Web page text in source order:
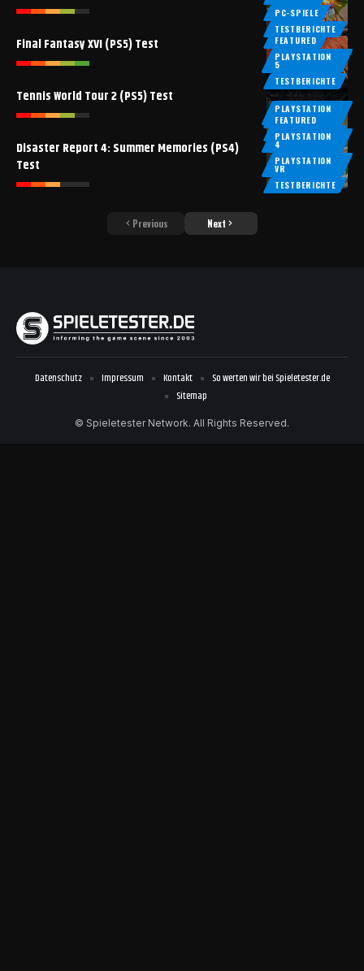
PC-SPIELE
TESTBERICHTE
FEATURED
PLAYSTATION
5
TESTBERICHTE
Final Fantasy XVI (PS5) Test
PLAYSTATION
5
TESTBERICHTE
Tennis World Tour 2 (PS5) Test
FEATURED
PLAYSTATION
4
PLAYSTATION
VR
TESTBERICHTE
Disaster Report 4: Summer Memories (PS4)
Test
Previous Next
© Spieletester Network. All Rights Reserved.
Datenschutz Impressum Kontakt
So werten wir bei Spieletester.de
Sitemap